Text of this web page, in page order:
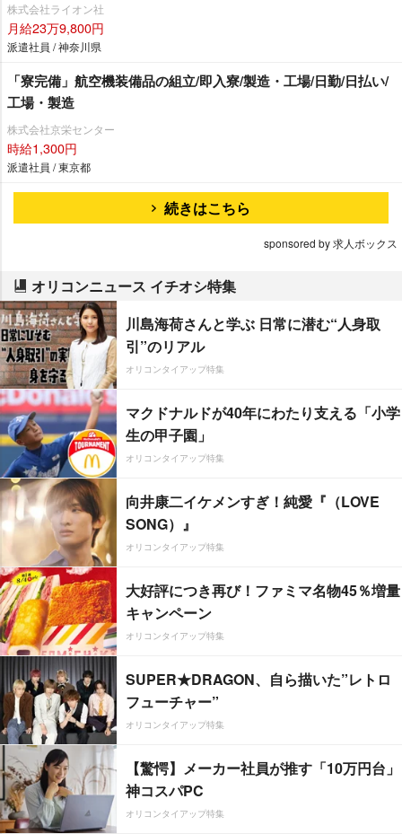
株式会社ライオン社
月給23万9,800円
派遣社員 / 神奈川県
「寮完備」航空機装備品の組立/即入寮/製造・工場/日勤/日払い/
工場・製造
株式会社京栄センター
時給1,300円
派遣社員 / 東京都
続きはこちら
sponsored by 求人ボックス
オリコンニュース イチオシ特集
川島海荷さんと学ぶ 日常に潜む“人身取
引”のリアル
オリコンタイアップ特集
マクドナルドが40年にわたり支える「小学
生の甲子園」
オリコンタイアップ特集
向井康二イケメンすぎ！純愛『（LOVE
SONG）』
オリコンタイアップ特集
大好評につき再び！ファミマ名物45％増量
キャンペーン
オリコンタイアップ特集
SUPER★DRAGON、自ら描いた”レトロ
フューチャー”
オリコンタイアップ特集
【驚愕】メーカー社員が推す「10万円台」
神コスパPC
オリコンタイアップ特集